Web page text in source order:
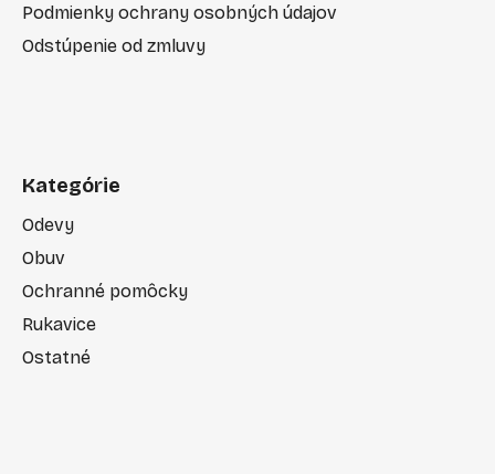
Podmienky ochrany osobných údajov
Odstúpenie od zmluvy
Kategórie
Odevy
Obuv
Ochranné pomôcky
Rukavice
Ostatné